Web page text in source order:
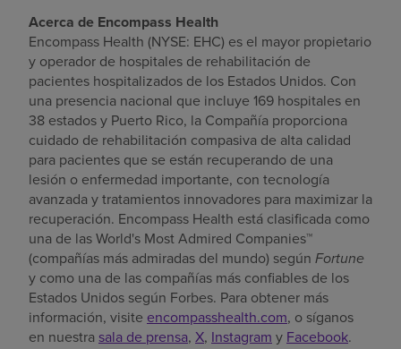
Acerca de Encompass Health
Encompass Health (NYSE: EHC) es el mayor propietario
y operador de hospitales de rehabilitación de
pacientes hospitalizados de los Estados Unidos. Con
una presencia nacional que incluye 169 hospitales en
38 estados y Puerto Rico, la Compañía proporciona
cuidado de rehabilitación compasiva de alta calidad
para pacientes que se están recuperando de una
lesión o enfermedad importante, con tecnología
avanzada y tratamientos innovadores para maximizar la
recuperación. Encompass Health está clasificada como
una de las World's Most Admired Companies™
(compañías más admiradas del mundo) según Fortune
y como una de las compañías más confiables de los
Estados Unidos según Forbes. Para obtener más
información, visite encompasshealth.com, o síganos
en nuestra sala de prensa, X, Instagram y Facebook.